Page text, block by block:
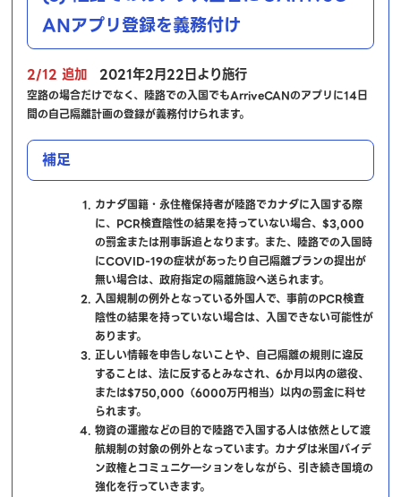
ANアプリ登録を義務付け
2/12 追加 2021年2月22日より施行
空路の場合だけでなく、陸路での入国でもArriveCANのアプリに14日
間の自己隔離計画の登録が義務付けられます。
補足
カナダ国籍・永住権保持者が陸路でカナダに入国する際
に、PCR検査陰性の結果を持っていない場合、$3,000
の罰金または刑事訴追となります。また、陸路での入国時
にCOVID-19の症状があったり自己隔離プランの提出が
無い場合は、政府指定の隔離施設へ送られます。
入国規制の例外となっている外国人で、事前のPCR検査
陰性の結果を持っていない場合は、入国できない可能性が
あります。
正しい情報を申告しないことや、自己隔離の規則に違反
することは、法に反するとみなされ、6か月以内の懲役、
または$750,000（6000万円相当）以内の罰金に科せ
られます。
物資の運搬などの目的で陸路で入国する人は依然として渡
航規制の対象の例外となっています。カナダは米国バイデ
ン政権とコミュニケ―ションをしながら、引き続き国境の
強化を行っていきます。